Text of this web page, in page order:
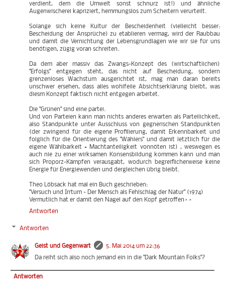
verdient, dem die Umwelt sonst schnurz ist!) und ähnliche
Augenwischerei kapriziert, hemmungslos zum Scheitern verurteilt.
Solange sich keine Kultur der Bescheidenheit (vielleicht besser:
Bescheidung der Ansprüche) zu etablieren vermag, wird der Raubbau
und damit die Vernichtung der Lebensgrundlagen wie wir sie für uns
benötigen, zügig voran schreiten.
Da dem aber massiv das Zwangs-Konzept des (wirtschaftlichen)
"Erfolgs" entgegen steht, das nicht auf Bescheidung, sondern
grenzenloses Wachstum ausgerichtet ist, mag man daran bereits
unschwer ersehen, dass alles wohlfeile Absichtserklärung bleibt, was
diesm Konzept faktisch nicht entgegen arbeitet.
Die "Grünen" sind eine partei.
Und von Parteien kann man nichts anderes erwarten als Parteilichkeit,
also Standpunkte unter Ausschluss von gegnerischen Standpunkten
(der zwingend für die eigene Profilierung, damit Erkennbarkeit und
folglich für die Orientierung des "Wählers" und damit letztlich für die
eigene Wählbarkeit = Machtanteiligkeit vonnöten ist) , weswegen es
auch nie zu einer wirksamen Konsensbildung kommen kann und man
sich Proporz-Kämpfen verausgabt, wodurch begreiflicherweise keine
Energie für Energiewenden und dergleichen übrig bleibt.
Theo Löbsack hat mal ein Buch geschrieben:
"Versuch und Irrtum - Der Mensch als Fehlschlag der Natur" (1974)
Vermutlich hat er damit den Nagel auf den Kopf getroffen^^
Antworten
Antworten
Geist und Gegenwart
5. Mai 2014 um 22:36
Da reiht sich also noch jemand ein in die "Dark Mountain Folks"?
Antworten